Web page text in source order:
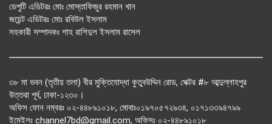
ডেপুটি এডিটরঃ মোঃ মোস্তাফিজুর রহমান খান
জয়েন্ট এডিটরঃ মোঃ রবিউল ইসলাম
সহকারী সম্পাদকঃ শাহ রাশিদুল ইসলাম রাসেল
৩৮ মা ভবন (তৃতীয় তলা) বীর মুক্তিযোদ্ধা কুতুবউদ্দিন রোড, সেক্টর #৮ আব্দুল্লাহপুর
উত্তরা পূর্ব, ঢাকা-১২৩০।
অফিস ফোন নম্বরঃ ০২-৪৪৮৯১০১৮, মোবাঃ০১৯৭০৫৭২৯৩৪, ০১৭১৩৩৯৪৭৯৯
ইমেইলঃ channel7bd@gmail.com, অফিসঃ ০২-৪৪৮৯১০১৮